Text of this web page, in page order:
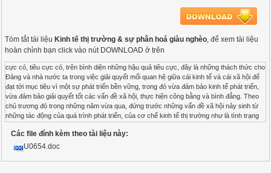
Tóm tắt tài liệu Kinh tế thị trường & sự phân hoá giàu nghèo, để xem tài liệu
hoàn chỉnh bạn click vào nút DOWNLOAD ở trên
cực có, tiêu cực có, trên bình diện những hậu quả tiêu cực, đây là những thách thức cho
Đảng và nhà nước ta trong việc giải quyết mối quan hệ giữa cái kinh tế và cái xã hội để
đạt tới mục tiêu vì một sự phát triển bền vững, trong đó vừa đảm bảo kinh tế phát triển,
vừa đảm bảo giải quyết tốt các vấn đề xã hội, thực hiện công bằng và bình đẳng. Theo
chủ trương đó trong những năm vừa qua, đứng trước những vấn đề xã hội nảy sinh từ
những tác động của quá trình phát triển, của cơ chế kinh tế thị trường như là tình trạng
thực hiện tương đối tốt mối quan hệ giữa một bên là tăng trưởng kinh tế và một bên là
bảo đảm sự công bằng xã hội. Tuy nhiên cũng còn tồn tại không ít những hạn chế nhất
định. Phân tầng xã hội, phân hoá giầu nghèo là một tất yếu nảy sinh trong nền kinh tế thị
trường, nó có những tác động tích cực ở một góc độ nào đó đối với sự phát triển nền
Các file đính kèm theo tài liệu này:
U0654.doc